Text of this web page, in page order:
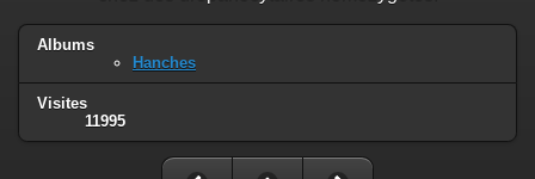
Albums
Hanches
Visites
11995